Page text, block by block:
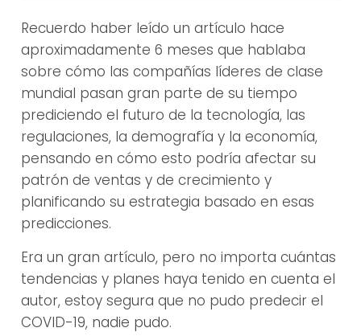
Recuerdo haber leído un artículo hace
aproximadamente 6 meses que hablaba
sobre cómo las compañías líderes de clase
mundial pasan gran parte de su tiempo
prediciendo el futuro de la tecnología, las
regulaciones, la demografía y la economía,
pensando en cómo esto podría afectar su
patrón de ventas y de crecimiento y
planificando su estrategia basado en esas
predicciones.
Era un gran artículo, pero no importa cuántas
tendencias y planes haya tenido en cuenta el
autor, estoy segura que no pudo predecir el
COVID-19, nadie pudo.